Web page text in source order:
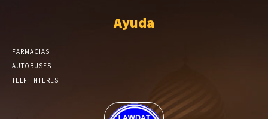
Ayuda
FARMACIAS
AUTOBUSES
TELF. INTERES